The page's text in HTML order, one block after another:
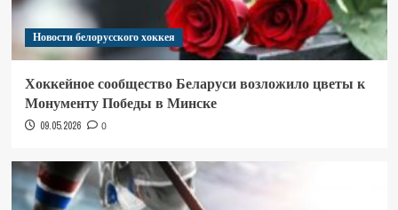
Новости белорусского хоккея
Хоккейное сообщество Беларуси возложило цветы к
Монументу Победы в Минске
09.05.2026 0